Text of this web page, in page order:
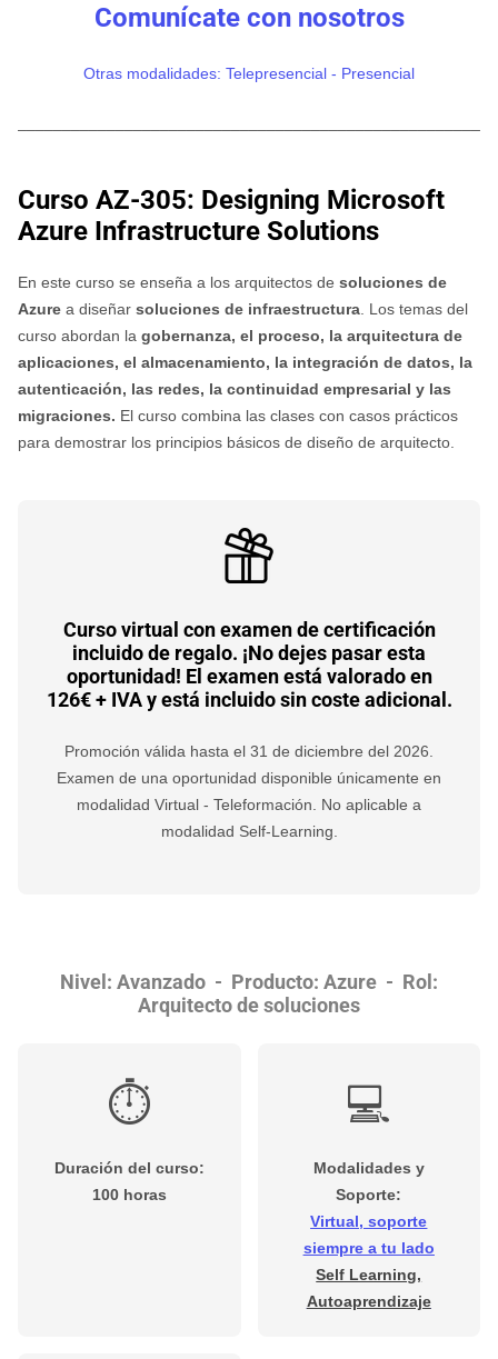
Comunícate con nosotros
Otras modalidades: Telepresencial - Presencial
Curso AZ-305: Designing Microsoft
Azure Infrastructure Solutions
En este curso se enseña a los arquitectos de soluciones de
Azure a diseñar soluciones de infraestructura . Los temas del
curso abordan la gobernanza, el proceso, la arquitectura de
aplicaciones, el almacenamiento, la integración de datos, la
autenticación, las redes, la continuidad empresarial y las
migraciones. El curso combina las clases con casos prácticos
para demostrar los principios básicos de diseño de arquitecto.
Curso virtual con examen de certificación
incluido de regalo. ¡No dejes pasar esta
oportunidad! El examen está valorado en
126€ + IVA y está incluido sin coste adicional.
Promoción válida hasta el 31 de diciembre del 2026.
Examen de una oportunidad disponible únicamente en
modalidad Virtual - Teleformación. No aplicable a
modalidad Self-Learning.
Nivel: Avanzado - Producto: Azure - Rol:
Arquitecto de soluciones
⏱️
Duración del curso:
100 horas
💻
Modalidades y
Soporte:
Virtual, soporte
siempre a tu lado
Self Learning,
Autoaprendizaje